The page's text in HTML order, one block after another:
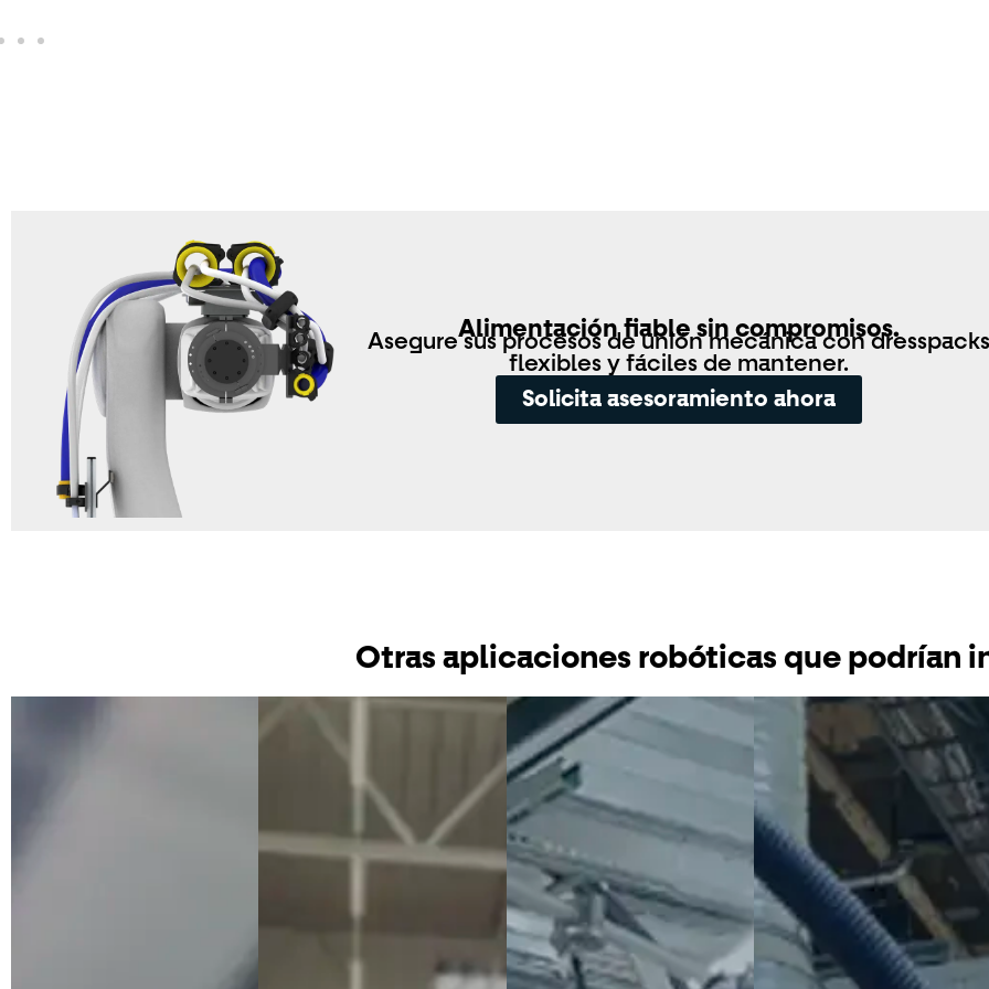
Alimentación fiable sin compromisos.
Asegure sus procesos de unión mecánica con dresspacks
flexibles y fáciles de mantener.
Solicita asesoramiento ahora
Otras aplicaciones robóticas que podrían